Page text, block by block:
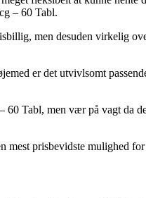
– 60 Tabl.
men desuden virkelig
er det utvivlsomt
Tabl, men vær på vagt da
prisbevidste mulighed for